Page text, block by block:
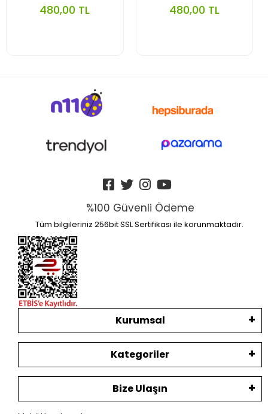
480,00 TL 480,00 TL
%100 Güvenli Ödeme
Tüm bilgileriniz 256bit SSL Sertifikası ile korunmaktadır.
Kurumsal
Kategoriler
Bize Ulaşın